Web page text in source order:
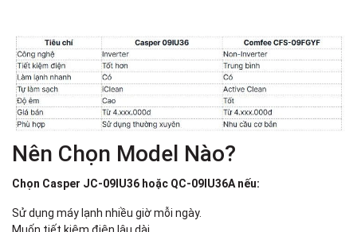
Nên Chọn Model Nào?
Chọn Casper JC-09IU36 hoặc QC-09IU36A nếu:
Sử dụng máy lạnh nhiều giờ mỗi ngày.